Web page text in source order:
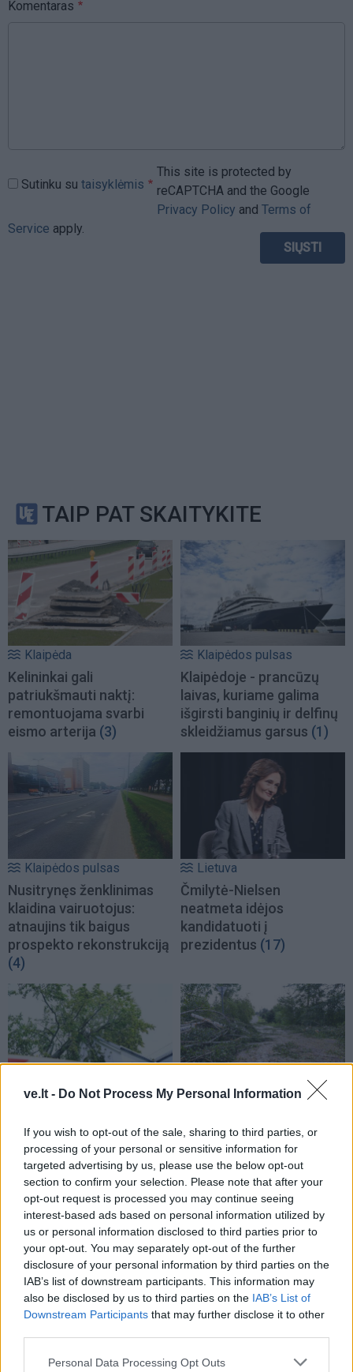
ve.lt - Do Not Process My Personal Information
If you wish to opt-out of the sale, sharing to third parties, or
processing of your personal or sensitive information for
targeted advertising by us, please use the below opt-out
section to confirm your selection. Please note that after your
opt-out request is processed you may continue seeing
interest-based ads based on personal information utilized by
us or personal information disclosed to third parties prior to
your opt-out. You may separately opt-out of the further
disclosure of your personal information by third parties on the
IAB’s list of downstream participants. This information may
also be disclosed by us to third parties on the IAB’s List of
Downstream Participants that may further disclose it to other
Personal Data Processing Opt Outs
Komentaras
Sutinku su taisyklėmis
This site is protected by
reCAPTCHA and the Google
Privacy Policy and Terms of
Service apply.
TAIP PAT SKAITYKITE
Klaipėda
Kelininkai gali
patriukšmauti naktį:
remontuojama svarbi
eismo arterija (3)
Klaipėdos pulsas
Klaipėdoje - prancūzų
laivas, kuriame galima
išgirsti banginių ir delfinų
skleidžiamus garsus (1)
Klaipėdos pulsas
Nusitrynęs ženklinimas
klaidina vairuotojus:
atnaujins tik baigus
prospekto rekonstrukciją
(4)
Lietuva
Čmilytė-Nielsen
neatmeta idėjos
kandidatuoti į
prezidentus (17)
Lietuva
nuverstų medžių į
iškvietimus vyko beveik
50 kartų
Lietuva
nuverstų medžių į
iškvietimus vykome 49
kartus
Aktualijos
Pedagogų deficitas:
Lietuva
Varėnos rajoną ir vėl